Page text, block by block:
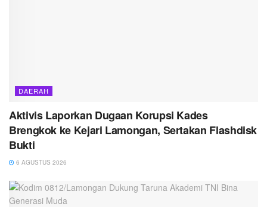
DAERAH
Aktivis Laporkan Dugaan Korupsi Kades
Brengkok ke Kejari Lamongan, Sertakan Flashdisk
Bukti
6 AGUSTUS 2026